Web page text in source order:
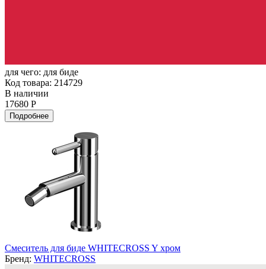
для чего: для биде
Код товара: 214729
В наличии
17680 Р
Подробнее
Смеситель для биде WHITECROSS Y хром
Бренд: WHITECROSS